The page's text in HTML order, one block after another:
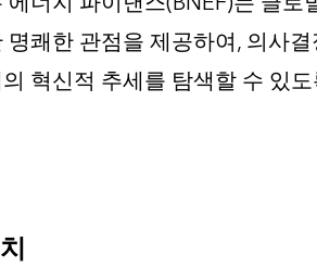
명쾌한 관점을 제공하여, 의사
혁신적 추세를 탐색할 수 있